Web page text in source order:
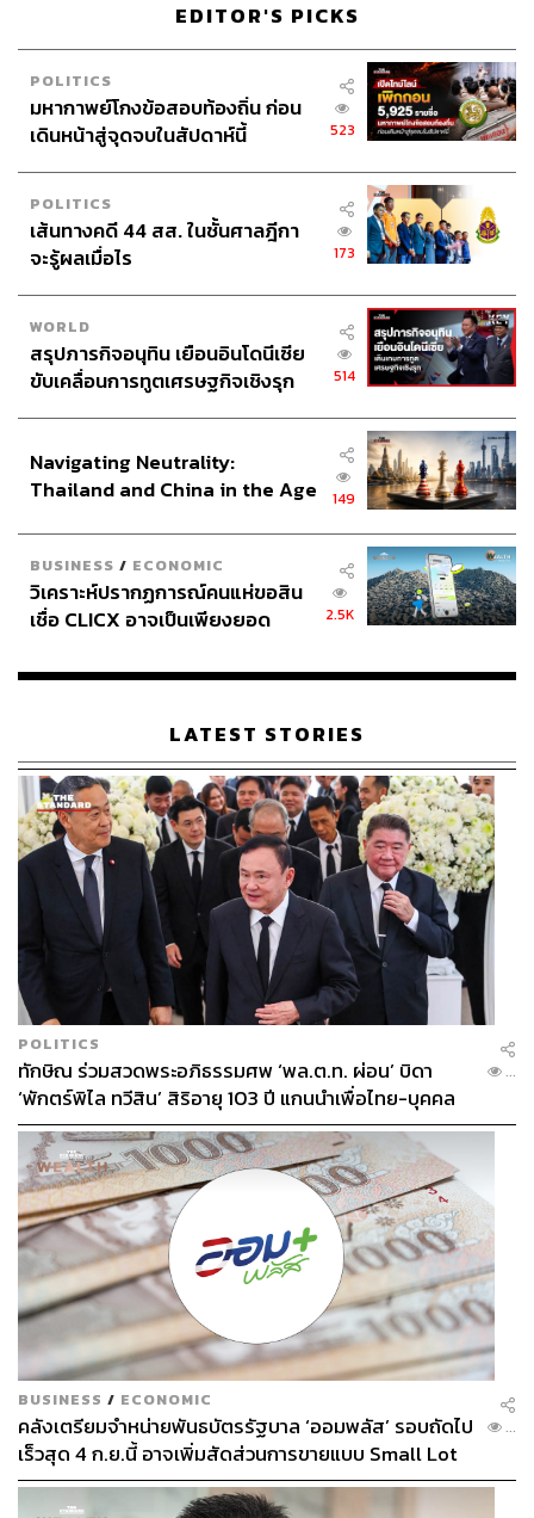
EDITOR'S PICKS
POLITICS
มหากาพย์โกงข้อสอบท้องถิ่น ก่อน
เดินหน้าสู่จุดจบในสัปดาห์นี้
523
POLITICS
เส้นทางคดี 44 สส. ในชั้นศาลฎีกา
จะรู้ผลเมื่อไร
173
WORLD
สรุปภารกิจอนุทิน เยือนอินโดนีเซีย
ขับเคลื่อนการทูตเศรษฐกิจเชิงรุก
514
Navigating Neutrality:
Thailand and China in the Age
149
BUSINESS / ECONOMIC
วิเคราะห์ปรากฏการณ์คนแห่ขอสิน
เชื่อ CLICX อาจเป็นเพียงยอด
เรือนไทยที่ถูกซุกไว้
2.5K
LATEST STORIES
POLITICS
ทักษิณ ร่วมสวดพระอภิธรรมศพ ‘พล.ต.ท. ผ่อน’ บิดา
‘พักตร์พิไล ทวีสิน’ สิริอายุ 103 ปี แกนนำเพื่อไทย-บุคคล
หลากวงการร่วมอาลัย
...
BUSINESS / ECONOMIC
คลังเตรียมจำหน่ายพันธบัตรรัฐบาล ‘ออมพลัส’ รอบถัดไป
เร็วสุด 4 ก.ย.นี้ อาจเพิ่มสัดส่วนการขายแบบ Small Lot
First มากขึ้น
...